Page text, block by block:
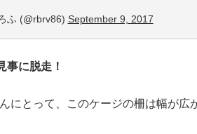
ふ (@rbrv86) September 9, 2017
事に脱走！
にとって、このケージの柵は幅が広